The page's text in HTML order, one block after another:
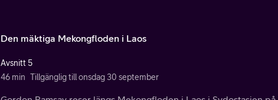
Den mäktiga Mekongfloden i Laos
Avsnitt 5
46 min Tillgänglig till onsdag 30 september